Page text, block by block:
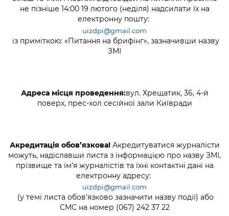
Регуляторна діяльність
Промисловість і наука Києва
Підприємства, установи, організації
Річні звіти
Київська міська військова адміністрація
Іноземцям / For foreigners
Пам'ятки культурної спадщини
Портал послуг
Важливе під час воєнного стану
осіб при Київській міській військовій
«Ініціатива «Партнерство «Відкритий
Уряд» – місцевий рівень»
публічну інформацію
Інформація для споживачів
Публічні дашборди
Контакти для медіа / Contacts for mass
не пізніше 14:00 19 лютого (неділя) надсилати їх на
електронну пошту:
uizdpi@gmail.com
із приміткою: «Питання на брифінг», зазначивши назву
ЗМІ
Адреса місця проведення:вул. Хрещатик, 36, 4-й
поверх, прес-хол сесійної зали Київради
Акредитація обов’язкова! Акредитуватися журналісти
можуть, надіславши листа з інформацією про назву ЗМІ,
прізвище та ім’я журналістів та їхні контактні дані на
електронну адресу:
uizdpi@gmail.com
(у темі листа обов’язково зазначити назву події) або
СМС на номер (067) 242 37 22